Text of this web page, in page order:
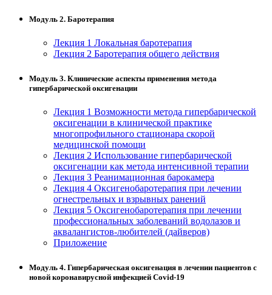
Модуль 2. Баротерапия
Лекция 1 Локальная баротерапия
Лекция 2 Баротерапия общего действия
Модуль 3. Клинические аспекты применения метода
гипербарической оксигенации
Лекция 1 Возможности метода гипербарической
оксигенации в клинической практике
многопрофильного стационара скорой
медицинской помощи
Лекция 2 Использование гипербарической
оксигенации как метода интенсивной терапии
Лекция 3 Реанимационная барокамера
Лекция 4 Оксигенобаротерапия при лечении
огнестрельных и взрывных ранений
Лекция 5 Оксигенобаротерапия при лечении
профессиональных заболеваний водолазов и
аквалангистов-любителей (дайверов)
Приложение
Модуль 4. Гипербарическая оксигенация в лечении пациентов с
новой коронавирусной инфекцией Сovid-19